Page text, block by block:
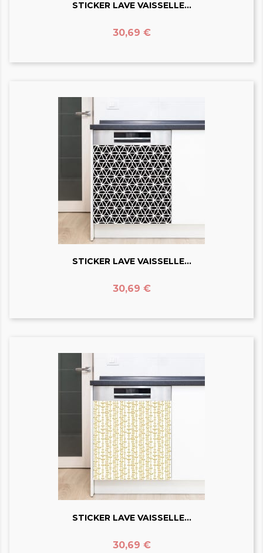
STICKER LAVE VAISSELLE...
Prix
30,69 €
STICKER LAVE VAISSELLE...
Prix
30,69 €
STICKER LAVE VAISSELLE...
Prix
30,69 €